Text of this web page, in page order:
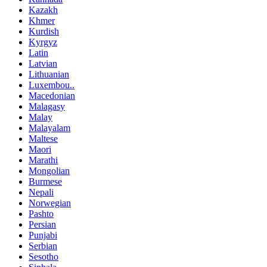
Kazakh
Khmer
Kurdish
Kyrgyz
Latin
Latvian
Lithuanian
Luxembou..
Macedonian
Malagasy
Malay
Malayalam
Maltese
Maori
Marathi
Mongolian
Burmese
Nepali
Norwegian
Pashto
Persian
Punjabi
Serbian
Sesotho